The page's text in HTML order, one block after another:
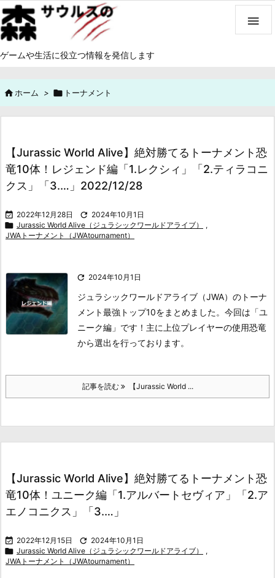

ゲームや生活に役立つ情報を発信します
ホーム >  トーナメント
【Jurassic World Alive】絶対勝てるトーナメント恐
竜10体！レジェンド編「1.レクシィ」「2.ティラコニ
クス」「3.…」2022/12/28
 2022年12月28日  2024年10月1日
 Jurassic World Alive（ジュラシックワールドアライブ）
,
JWAトーナメント（JWAtournament）
 2024年10月1日
ジュラシックワールドアライブ（JWA）のトーナ
メント最強トップ10をまとめました。今回は「ユ
ニーク編」です！主に上位プレイヤーの使用恐竜
から選出を行っております。
記事を読む 【Jurassic World ...
【Jurassic World Alive】絶対勝てるトーナメント恐
竜10体！ユニーク編「1.アルバートセヴィア」「2.ア
エノコニクス」「3.…」
 2022年12月15日  2024年10月1日
 Jurassic World Alive（ジュラシックワールドアライブ）
,
JWAトーナメント（JWAtournament）